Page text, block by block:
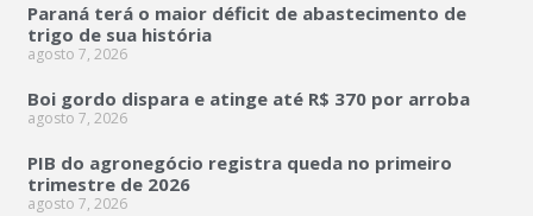
Paraná terá o maior déficit de abastecimento de
trigo de sua história
agosto 7, 2026
Boi gordo dispara e atinge até R$ 370 por arroba
agosto 7, 2026
PIB do agronegócio registra queda no primeiro
trimestre de 2026
agosto 7, 2026